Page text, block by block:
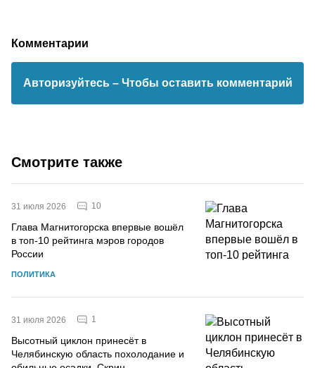
Комментарии
Авторизуйтесь – Чтобы оставить комментарий
Смотрите также
31 июля 2026 10
Глава Магнитогорска впервые вошёл
в топ-10 рейтинга мэров городов
России
ПОЛИТИКА
31 июля 2026 1
Высотный циклон принесёт в
Челябинскую область похолодание и